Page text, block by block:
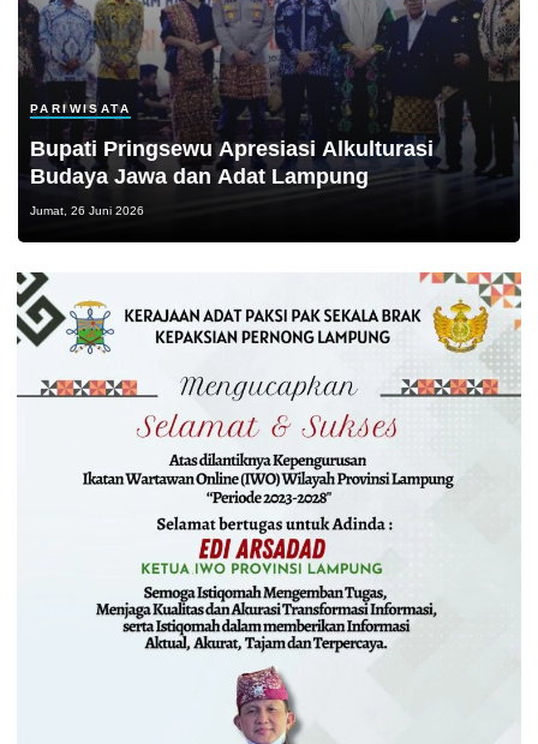
PARIWISATA
Bupati Pringsewu Apresiasi Alkulturasi
Budaya Jawa dan Adat Lampung
Jumat, 26 Juni 2026